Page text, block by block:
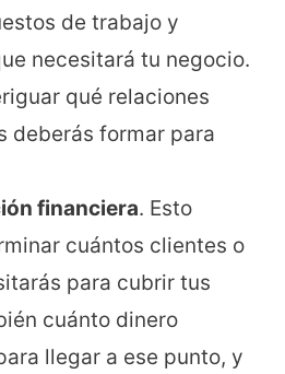
de trabajo y
necesitará tu negocio.
qué relaciones
deberás formar para
financiera. Esto
cuántos clientes o
para cubrir tus
cuánto dinero
llegar a ese punto, y